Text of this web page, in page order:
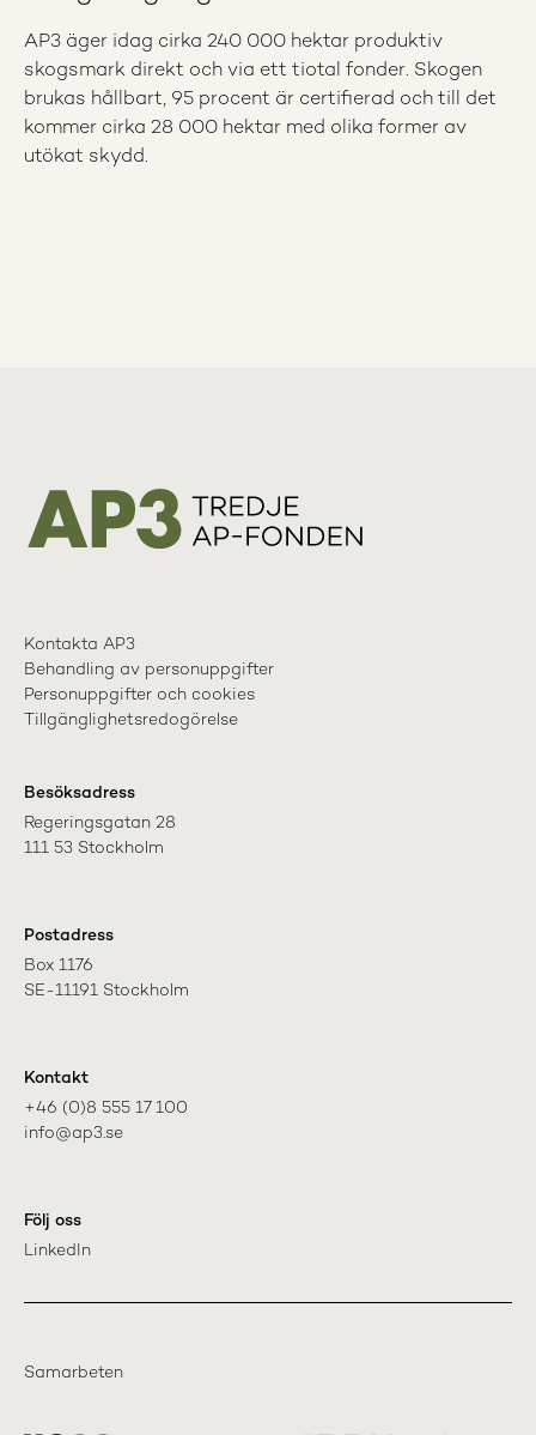
AP3 äger idag cirka 240 000 hektar produktiv
skogsmark direkt och via ett tiotal fonder. Skogen
brukas hållbart, 95 procent är certifierad och till det
kommer cirka 28 000 hektar med olika former av
utökat skydd.
Kontakta AP3
Behandling av personuppgifter
Personuppgifter och cookies
Tillgänglighetsredogörelse
Besöksadress
Regeringsgatan 28
111 53 Stockholm
Postadress
Box 1176
SE-11191 Stockholm
Kontakt
+46 (0)8 555 17 100
info@ap3.se
Följ oss
LinkedIn
Samarbeten